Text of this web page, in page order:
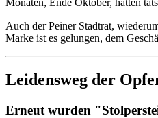
Monaten, Ende Oktober, hatten
Auch der Peiner Stadtrat,
Marke ist es gelungen, dem
Leidensweg der
Erneut wurden